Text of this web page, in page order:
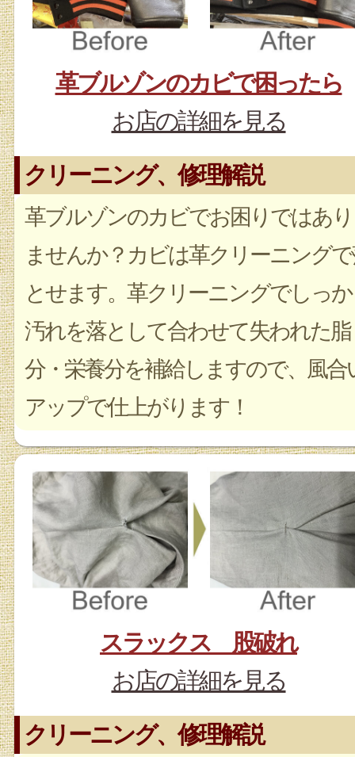
革ブルゾンのカビで困ったら
お店の詳細を見る
クリーニング、修理解説
革ブルゾンのカビでお困りではあり
ませんか？カビは革クリーニング
とせます。革クリーニングでしっ
汚れを落として合わせて失われた脂
分・栄養分を補給しますので、風合
アップで仕上がります！
スラックス 股破れ
お店の詳細を見る
クリーニング、修理解説